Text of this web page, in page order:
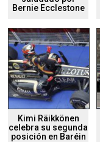
Bernie Ecclestone
Kimi Räikkönen
celebra su segunda
posición en Baréin